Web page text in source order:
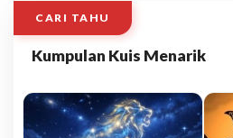
CARI TAHU
Kumpulan Kuis Menarik